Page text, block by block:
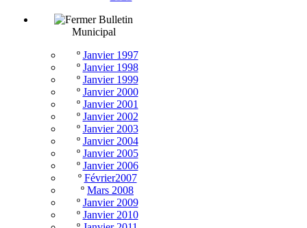
Bulletin
Municipal
º Janvier 1997
º Janvier 1998
º Janvier 1999
º Janvier 2000
º Janvier 2001
º Janvier 2002
º Janvier 2003
º Janvier 2004
º Janvier 2005
º Janvier 2006
º Février2007
º Mars 2008
º Janvier 2009
º Janvier 2010